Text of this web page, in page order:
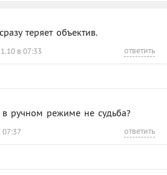
теряет объектив.
в 07:33 ответить
в ручном режиме не судьба?
07:37 ответить